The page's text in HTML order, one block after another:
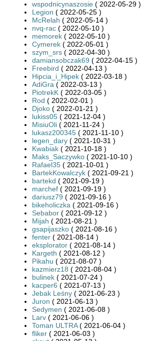
wspodnicynaszosie ( 2022-05-29 )
Legion ( 2022-05-25 )
McRelah ( 2022-05-14 )
nvq-rac ( 2022-05-10 )
memorek ( 2022-05-10 )
Cymerek ( 2022-05-01 )
szym_srs ( 2022-04-30 )
damiansobczak69 ( 2022-04-15 )
Freebird ( 2022-04-13 )
Hipcia_i_Hipek ( 2022-03-18 )
AdiGra ( 2022-03-13 )
PiotrekK ( 2022-03-05 )
Rod ( 2022-02-01 )
Djoko ( 2022-01-21 )
lukiss05 ( 2021-12-04 )
MisiuOli ( 2021-11-24 )
lukasz200345 ( 2021-11-10 )
legen_dary ( 2021-10-31 )
Kwabiak ( 2021-10-18 )
Maks_Saczywko ( 2021-10-10 )
Rafael35 ( 2021-10-01 )
BartekKowalczyk ( 2021-09-21 )
bartekd ( 2021-09-19 )
marchef ( 2021-09-19 )
dariusz79 ( 2021-09-16 )
bikeholiczka ( 2021-09-16 )
Sebabor ( 2021-09-12 )
Mijah ( 2021-08-21 )
gsapijaszko ( 2021-08-16 )
fenter ( 2021-08-14 )
eksplorator ( 2021-08-14 )
Kargeth ( 2021-08-12 )
Pikahu ( 2021-08-07 )
kazmierz18 ( 2021-08-04 )
bulinek ( 2021-07-24 )
kacper6 ( 2021-07-13 )
Jebak Leśny ( 2021-06-23 )
Juron ( 2021-06-13 )
Sedymen ( 2021-06-08 )
Larv ( 2021-06-06 )
Toman ULTRA( 2021-06-04 )
fliker ( 2021-06-03 )